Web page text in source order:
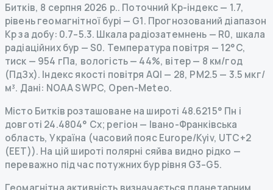
Битків, 8 серпня 2026 р.. Поточний Kp-індекс— 1.7,
рівень геомагнітної бурі — G1. Прогнозований діапазон
Kp за добу: 0.7–5.3. Шкала радіозатемнень — R0, шкала
радіаційних бур — S0. Температура повітря — 12°C,
тиск — 954 гПа, вологість — 44%, вітер — 8 км/год
(ПдЗх). Індекс якості повітря AQI — 28, PM2.5 — 3.5 мкг/
м³. Дані: NOAA SWPC, Open-Meteo.
Місто Битків розташоване на широті 48.6215° Пн і
довготі 24.4804° Сх; регіон — Івано-Франківська
область, Україна (часовий пояс Europe/Kyiv, UTC+2
(EET)). На цій широті полярні сяйва видно рідко —
переважно під час потужних бур рівня G3–G5.